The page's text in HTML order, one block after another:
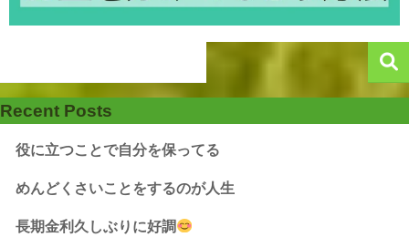
Recent Posts
役に立つことで自分を保ってる
めんどくさいことをするのが人生
長期金利久しぶりに好調